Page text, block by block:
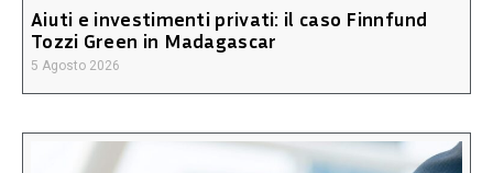
Aiuti e investimenti privati: il caso Finnfund
Tozzi Green in Madagascar
5 Agosto 2026